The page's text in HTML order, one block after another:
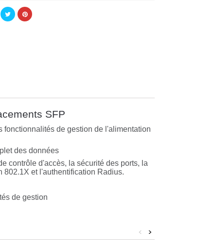
SFP
fonctionnalités de gestion de l'alimentation
des données
contrôle d'accès, la sécurité des ports, la
802.1X et l'authentification Radius.
de gestion
>
<